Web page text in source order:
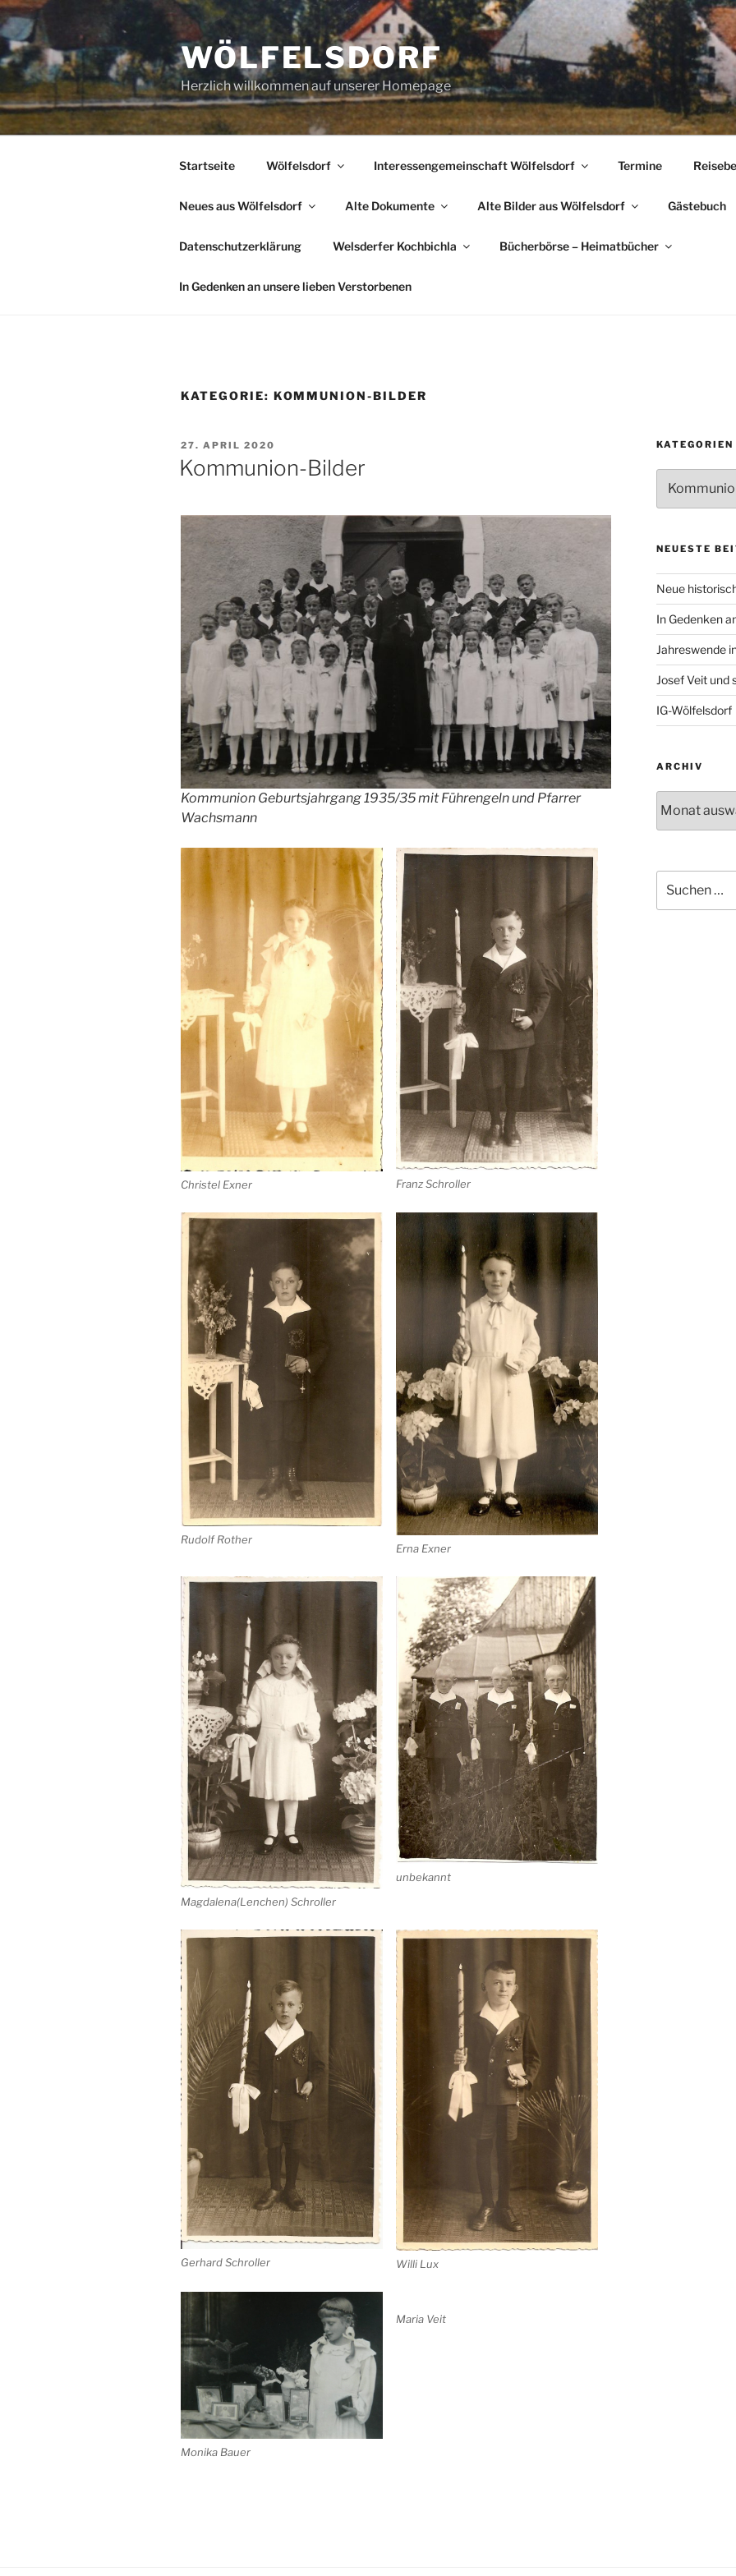
Zum
Inhalt
springen
WÖLFELSDORF
Herzlich willkommen auf unserer Homepage
Startseite Wölfelsdorf Interessengemeinschaft Wölfelsdorf Termine
Neues aus Wölfelsdorf Alte Dokumente Alte Bilder aus Wölfelsdorf Gästebuch
Datenschutzerklärung Welsderfer Kochbichla Bücherbörse – Heimatbücher
In Gedenken an unsere lieben Verstorbenen
KATEGORIE: KOMMUNION-BILDER
VERÖFFENTLICHT
AM
27. APRIL 2020
Kommunion-Bilder
Kommunion Geburtsjahrgang 1935/35 mit Führengeln und Pfarrer
Wachsmann
Christel Exner Franz Schroller
Rudolf Rother
Erna Exner
Magdalena(Lenchen) Schroller
unbekannt
Gerhard Schroller Willi Lux
Monika Bauer
Maria Veit
KATEGORIEN
NEUESTE
Neue
In Gedenken
Jahreswende
Josef Veit und
IG-Wölfelsdorf
ARCHIV
nach: